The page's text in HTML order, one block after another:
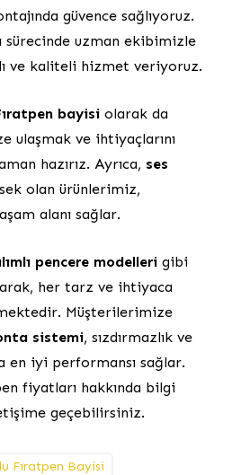
güvence sağlıyoruz.
sürecinde uzman ekibimizle
ve kaliteli hizmet veriyoruz.
bayisi olarak da
ulaşmak ve ihtiyaçlarını
hazırız. Ayrıca, ses
olan ürünlerimiz,
alanı sağlar.
pencere modelleri gibi
her tarz ve ihtiyaca
Müşterilerimize
sistemi, sızdırmazlık ve
en iyi performansı sağlar.
fiyatları hakkında bilgi
geçebilirsiniz.
Fıratpen Bayisi